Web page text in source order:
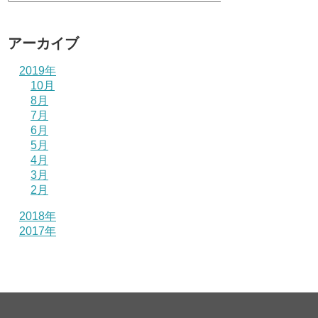
アーカイブ
2019年
10月
8月
7月
6月
5月
4月
3月
2月
2018年
2017年